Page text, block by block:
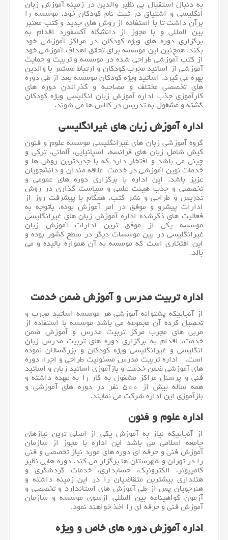
به دنبال استقبال بی نظیر والدین در زمینه آموزش زبان
انگلیسی و اشتیاق در ثبت نام کودکان خود، موسسه را
برآن داشت تا با استفاده از روش های جدید و کتب معتبر
بین المللی و با مجوز از دانشگاه آکسفورد اقدام به
برگزاری دوره های ویژه کودکان در مراکز آموزشی خود
بکند. همچنین این موسسه برای تحقق اهداف آموزشی خود
از کتب آموزشی طراحی شده در موسسه و تربیت و حمایت
آموزشی از اساتید مجرب کودکان و ارتباط مستمر با والدین
بهره می گیرد. اساتید ویژه کودکان موسسه بعد از طی دوره
های تخصصی مختلف و مصاحبه و گذراندن دوره های
کارآموزی جذب اداره آموزش زبان انگلیسی ویژه کودکان
گشته و مشغول به تدریس در کلاس ها می شوند.
اداره آموزش زبان های غیرانگلیسی
گروه آموزشی زبان های غیرانگلیسیموسسهعلوم و فنون
کیش شامل زبانهای فرانسه، اسپانیایی، آلمانی، ترکی و
چینی می باشد و افتخار دارد که با جدیدترین روش ها و
خدمات نوین آموزشی در خدمت علاقه مندان و دانشجویان
عزیز باشد. این اداره با برگزاری دوره های عمومی و
تخصصی و جذب هیئت علمی و سیاست گذاری در روش
تدریس و طراحی و نشر کتب، همگام با پیشرفت روز از
ادارات پیشرو و موفق در امر آموزش بوده، باتوجه به
فعالیت های ذکرشده اداره آموزش زبان های غیرانگلیسی
موسسه یکی از موفق ترین ادارات آموزش زبان
غیرانگلیسی در بین موسسات دیگر در سطح کشور بوده و
این افتخاری است که موسسه به آن همواره بالیده و می
بالد.
اداره تربیت مدرس و آموزش ضمن خدمت
از آنجائیکه پشتوانه آموزشی هر موسسه اساتید مجرب و
تحصیل کرده آن مجموعه می باشد موسسه با استفاده از
مربی های مجرب مرکز تربیت مدرس و آموزش ضمن
خدمت، اقدام به برگزاری دوره های تربیت مدرس زبان
انگلیسی و غیرانگلیسی ویژه کودکان و بزرگسالان نموده
است. اداره تربیت مدرس مسئولیت طراحی و اجراء دوره
های آموزشی ضمن خدمت و بازآموزی اساتید زبان و اساتید
فنی و پرسنل مراکز مشغول به کار را به عهده داشته و
همه ساله بیش از ۵۰۰ نفر در دوره های آموزشی و
بازآموزی این اداره شرکت می نمایند.
اداره علوم و فنون
از آنجائیکه نیاز به آموزش یکی از اصلی ترین نیازهای
جامعه اسلامی می باشد این اداره با مجوز از سازمان
آموزش فنی و حرفه ای دوره های مورد نیاز تخصصی و فنی
را در تهران و شهرستان ها برگزار می کند. دوره هایی نظیر
کامپیوتر ، الکترونیک، حسابداری، خدمات گردشگری و
هتلداری بیشترین متقاضیان را در این زمینه داشته و
هنرجویان پس از طی آموزش های استاندارد و تخصصی و
آزمون گواهینامه بین المللی ازسوی موسسه و سازمان
آموزش فنی و حرفه ای را اخذ خواهند نمود.
اداره آموزش دوره های خاص و ویژه